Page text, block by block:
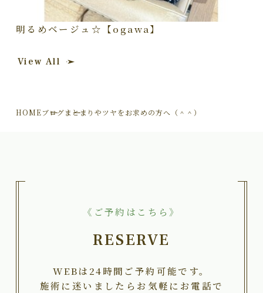
明るめベージュ☆【ogawa】
View All
HOMEブログまとまりやツヤをお求めの方へ（＾＾）
《ご予約はこちら》
RESERVE
WEBは24時間ご予約可能です。
施術に迷いましたらお気軽にお電話で